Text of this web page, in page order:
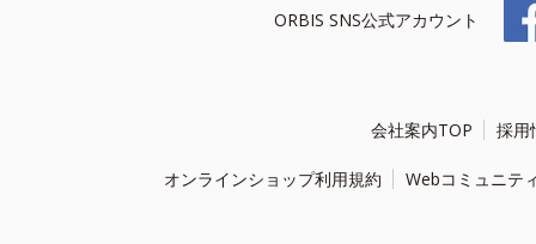
ORBIS SNS公式アカウント
会社案内TOP 採用
オンラインショップ利用規約 Webコミュニテ